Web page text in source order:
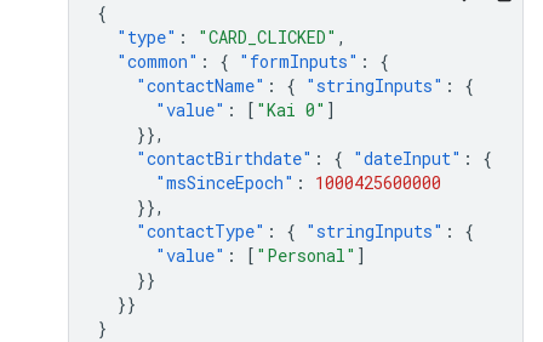
{
"type" : "CARD_CLICKED" ,
"common" : { "formInputs" :
{
"contactName" : { "stringInputs" :
{
"value" : [ "Kai 0" ]
}},
"contactBirthdate" : { "dateInput" :
{
"msSinceEpoch" :
1000425600000
}},
"contactType" : { "stringInputs" :
{
"value" : [ "Personal" ]
}}
}}
}